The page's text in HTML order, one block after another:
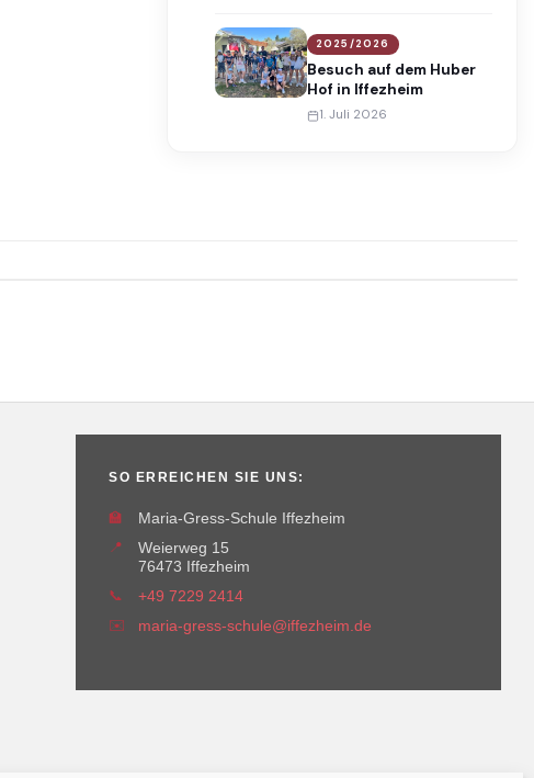
2025/2026
Besuch auf dem Huber
Hof in Iffezheim
1. Juli 2026
SO ERREICHEN SIE UNS:
🏫
Maria-Gress-Schule Iffezheim
📍
Weierweg 15
76473 Iffezheim
📞
+49 7229 2414
✉️
maria-gress-schule@iffezheim.de